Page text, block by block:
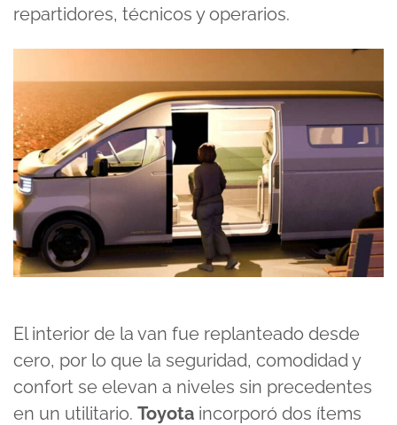
repartidores, técnicos y operarios.
El interior de la van fue replanteado desde
cero, por lo que la seguridad, comodidad y
confort se elevan a niveles sin precedentes
en un utilitario. Toyota incorporó dos ítems